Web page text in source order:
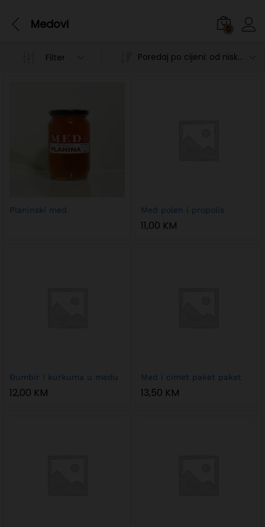
Medovi 0
Filter Poredaj po cijeni: od niske prema visokoj
Planinski med Med polen i propolis
11,00 KM
Đumbir I kurkuma u medu
12,00 KM
Med i cimet paket paket
13,50 KM